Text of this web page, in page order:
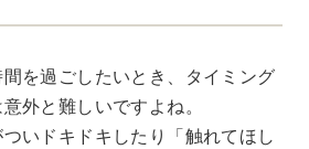
を過ごしたいとき、タイミング
外と難しいですよね。
いドキドキしたり「触れてほし